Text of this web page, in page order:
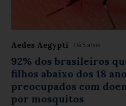
Aedes Aegypti Há 5 anos
92% dos brasileiros
filhos abaixo dos 18
preocupados com
por mosquitos